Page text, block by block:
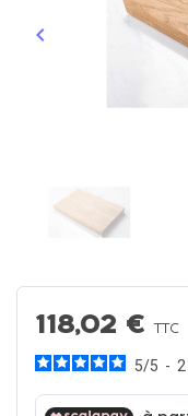
Précédent
keyboard_arrow_left
118,02 €TTC
5/5 - 2